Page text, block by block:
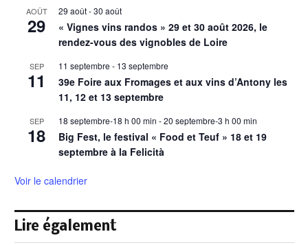
AOÛT
29
29 août-30 août
« Vignes vins randos » 29 et 30 août 2026, le
rendez-vous des vignobles de Loire
SEP
11
11 septembre - 13 septembre
39e Foire aux Fromages et aux vins d’Antony les
11, 12 et 13 septembre
SEP
18
18 septembre-18 h 00 min -20 septembre-3 h 00 min
Big Fest, le festival « Food et Teuf » 18 et 19
septembre à la Felicità
Voir le calendrier
Lire également